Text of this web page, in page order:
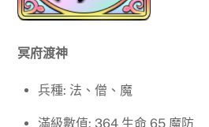
冥府渡神
兵種: 法、僧、魔
滿級數值: 364 生命 65 魔防